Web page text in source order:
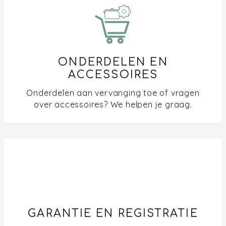
ONDERDELEN EN
ACCESSOIRES
Onderdelen aan vervanging toe of vragen
over accessoires? We helpen je graag.
GARANTIE EN REGISTRATIE